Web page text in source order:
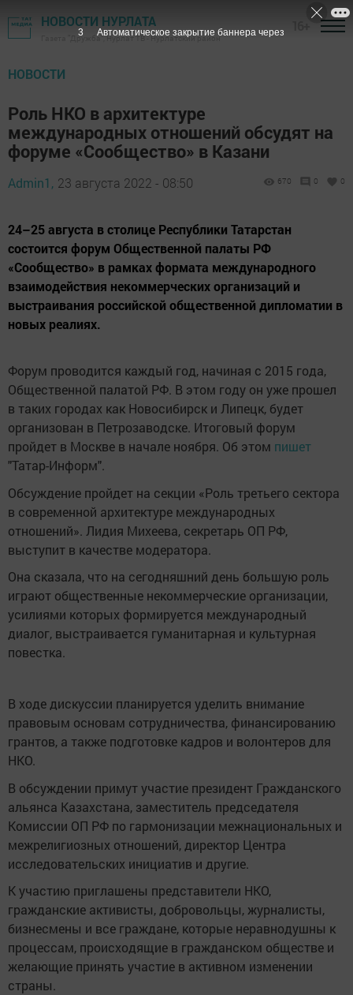
НОВОСТИ НУРЛАТА
Газета "Дружба", Нурлат ТВ - Нурлатский район
НОВОСТИ
Роль НКО в архитектуре
международных отношений обсудят на
форуме «Сообщество» в Казани
Admin1, 23 августа 2022 - 08:50 670 0 0
24–25 августа в столице Республики Татарстан
состоится форум Общественной палаты РФ
«Сообщество» в рамках формата международного
взаимодействия некоммерческих организаций и
выстраивания российской общественной дипломатии в
новых реалиях.
Форум проводится каждый год, начиная с 2015 года,
Общественной палатой РФ. В этом году он уже прошел
в таких городах как Новосибирск и Липецк, будет
организован в Петрозаводске. Итоговый форум
пройдет в Москве в начале ноября. Об этом пишет
"Татар-Информ".
Обсуждение пройдет на секции «Роль третьего сектора
в современной архитектуре международных
отношений». Лидия Михеева, секретарь ОП РФ,
выступит в качестве модератора.
Она сказала, что на сегодняшний день большую роль
играют общественные некоммерческие организации,
усилиями которых формируется международный
диалог, выстраивается гуманитарная и культурная
повестка.
В ходе дискуссии планируется уделить внимание
правовым основам сотрудничества, финансированию
грантов, а также подготовке кадров и волонтеров для
НКО.
В обсуждении примут участие президент Гражданского
альянса Казахстана, заместитель председателя
Комиссии ОП РФ по гармонизации межнациональных и
межрелигиозных отношений, директор Центра
исследовательских инициатив и другие.
К участию приглашены представители НКО,
гражданские активисты, добровольцы, журналисты,
бизнесмены и все граждане, которые неравнодушны к
процессам, происходящие в гражданском обществе и
желающие принять участие в активном изменении
страны.
2 Автоматическое закрытие баннера через